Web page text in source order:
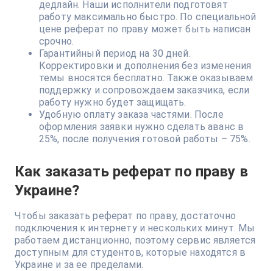
дедлайн. Наши исполнители подготовят
работу максимально быстро. По специальной
цене реферат по праву может быть написан
срочно.
Гарантийный период на 30 дней.
Корректировки и дополнения без изменения
темы вносятся бесплатно. Также оказываем
поддержку и сопровождаем заказчика, если
работу нужно будет защищать.
Удобную оплату заказа частями. После
оформления заявки нужно сделать аванс в
25%, после получения готовой работы – 75%.
Как заказать реферат по праву в
Украине?
Чтобы заказать реферат по праву, достаточно
подключения к интернету и нескольких минут. Мы
работаем дистанционно, поэтому сервис является
доступным для студентов, которые находятся в
Украине и за ее пределами.